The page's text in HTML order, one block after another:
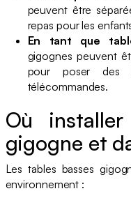
peuvent être
repas pour les
En tant que
gigognes peuvent
pour poser des
télécommandes.
Où
gigogne et
Les tables basses
environnement :